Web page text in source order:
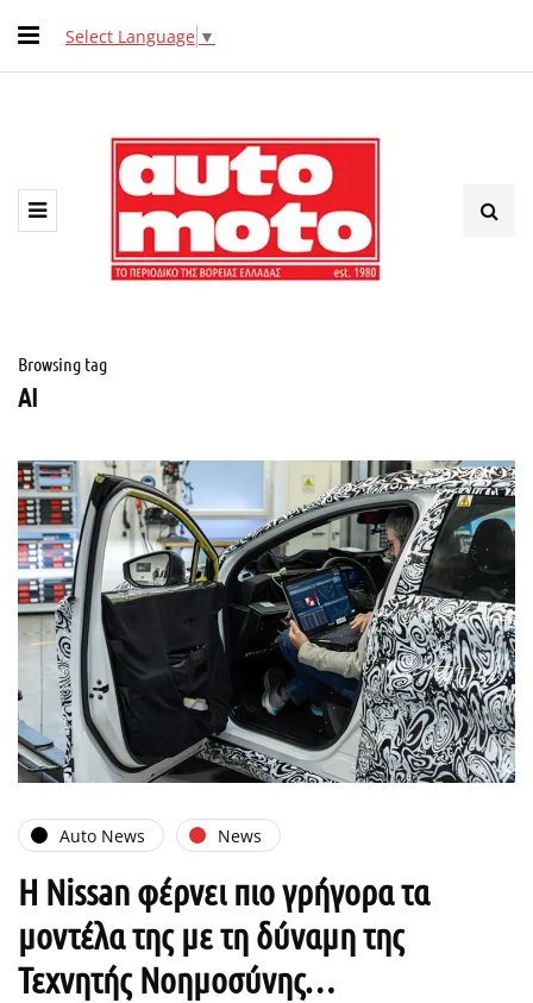
Select Language ▼
Browsing tag
AI
Auto News News
Η Nissan φέρνει πιο γρήγορα τα
μοντέλα της με τη δύναμη της
Τεχνητής Νοημοσύνης…